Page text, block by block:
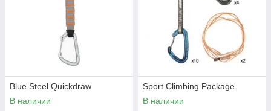
Blue Steel Quickdraw
В наличии
Sport Climbing Package
В наличии